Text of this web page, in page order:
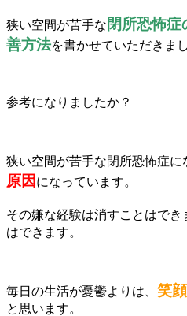
狭い空間が苦手な 閉所恐怖
善方法を書かせていただきまし
参考になりましたか？
狭い空間が苦手な閉所恐怖症に
原因 になっています。
その嫌な経験は消すことはでき
はできます。
毎日の生活が憂鬱よりは、 笑顔
と思います。